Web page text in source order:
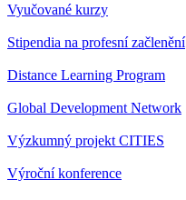
Vyučované kurzy
Stipendia na profesní začlenění
Distance Learning Program
Global Development Network
Výzkumný projekt CITIES
Výroční konference